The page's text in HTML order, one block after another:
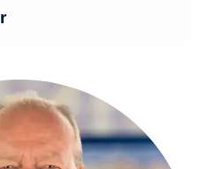
ist seit 13 Jahren für
tätig und verfügt
Erfahrung in der